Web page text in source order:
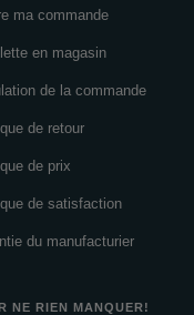
ma commande
en magasin
de la commande
de retour
de prix
de satisfaction
du manufacturier
NE RIEN MANQUER!